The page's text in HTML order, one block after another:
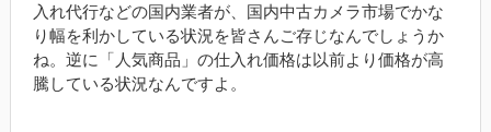
入れ代行などの国内業者が、国内中古カメラ市場でかな
り幅を利かしている状況を皆さんご存じなんでしょうか
ね。逆に「人気商品」の仕入れ価格は以前より価格が高
騰している状況なんですよ。